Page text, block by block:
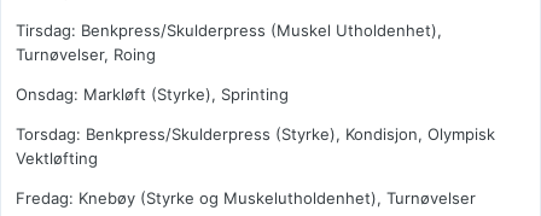
Tirsdag: Benkpress/Skulderpress (Muskel Utholdenhet),
Turnøvelser, Roing
Onsdag: Markløft (Styrke), Sprinting
Torsdag: Benkpress/Skulderpress (Styrke), Kondisjon, Olympisk
Vektløfting
Fredag: Knebøy (Styrke og Muskelutholdenhet), Turnøvelser